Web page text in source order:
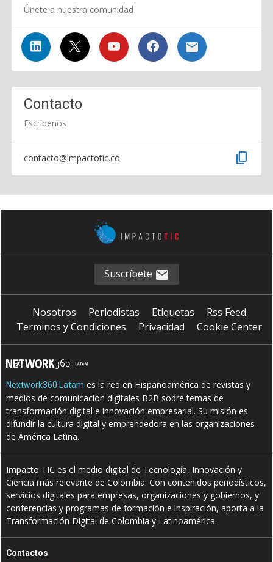
Únete a nuestra comunidad
Contacto
Escríbenos
contacto@impactotic.co content_copy
Suscríbete
Nosotros Periodistas Etiquetas
Rss Feed
Terminos y Condiciones
Privacidad Cookie Center
Nextwork360 Latam es la red en Hispanoamérica de revistas y
medios de comunicación digitales B2B sobre temas de
transformación digital e innovación empresarial. Su misión es
difundir la cultura digital y emprendedora en las organizaciones
de América Latina.
Impacto TIC es el medio digital de Tecnología, Innovación y
Ciencia más relevante de Colombia. Con contenidos periodísticos,
servicios digitales para empresas, organizaciones y gobiernos, y
conferencias y programas de formación e inspiración, aporta a la
Transformación Digital de Colombia y Latinoamérica.
Contactos